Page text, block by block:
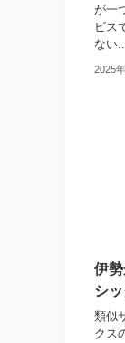
が一
ビス
ない...
2025
伊
シ
類似
クス